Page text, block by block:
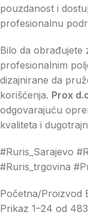
pouzdanost i
profesionalnu
Bilo da obrađujete
profesionalnim
dizajnirane da
korišćenja. Prox
odgovarajuću
kvaliteta i
#Ruris_Sarajevo
#Ruris_trgovina
Početna/Proizvod
Prikaz 1–24 od